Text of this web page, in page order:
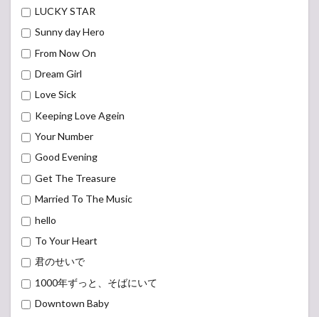
LUCKY STAR
Sunny day Hero
From Now On
Dream Girl
Love Sick
Keeping Love Agein
Your Number
Good Evening
Get The Treasure
Married To The Music
hello
To Your Heart
君のせいで
1000年ずっと、そばにいて
Downtown Baby